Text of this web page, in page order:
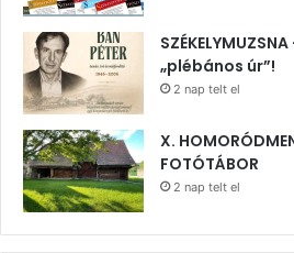
„plébános úr”!
2 nap telt el
X.
FOTÓTÁBOR
2 nap telt el